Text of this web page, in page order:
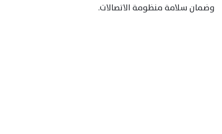
وضمان سلامة منظومة الاتصالات.